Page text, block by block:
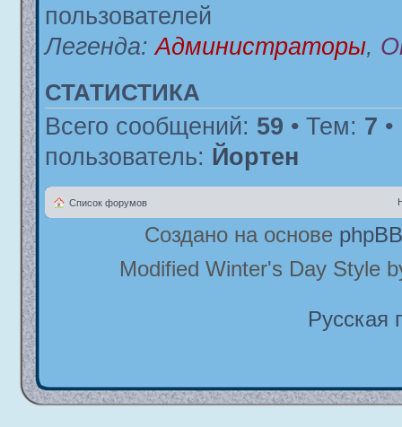
пользователей
Легенда:Администраторы,
СТАТИСТИКА
Всего сообщений: 59 • Тем: 7
пользователь: Йортен
Список форумов
Создано на основе phpBB
Modified Winter's Day Style
Русская